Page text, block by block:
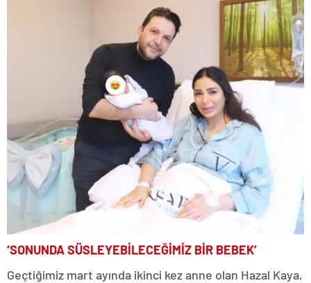
‘SONUNDA SÜSLEYEBİLECEĞİMİZ BİR BEBEK’
Geçtiğimiz mart ayında ikinci kez anne olan Hazal Kaya,